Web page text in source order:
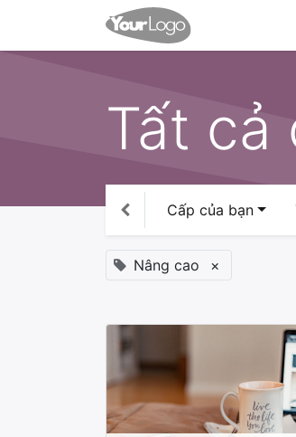
Tất cả
Cấp của bạn
Nâng cao ×